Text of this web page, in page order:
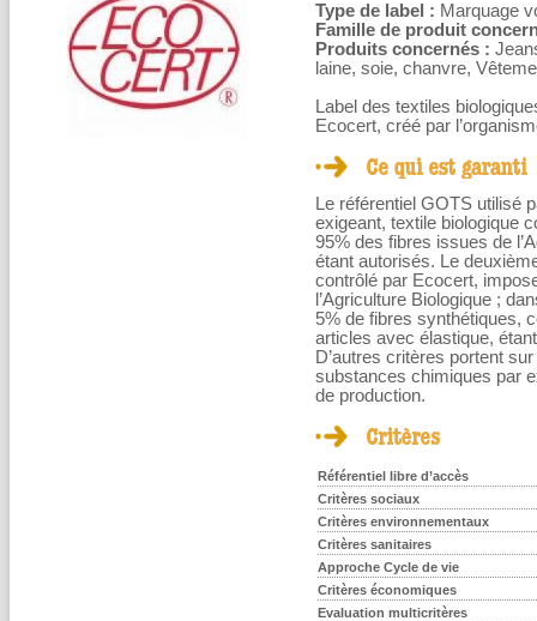
Type de label : Marquage
Famille de produit
Produits concernés :
laine, soie, chanvre,
Label des textiles
Ecocert, créé par
Le référentiel GOTS utilisé
exigeant, textile biologique
95% des fibres issues de
étant autorisés. Le
contrôlé par Ecocert,
l’Agriculture Biologique ;
5% de fibres synthétiques,
articles avec élastique,
D’autres critères portent
substances chimiques par
de production.
Référentiel libre d’accès
Critères sociaux
Critères environnementaux
Critères sanitaires
Approche Cycle de vie
Critères économiques
Evaluation multicritères